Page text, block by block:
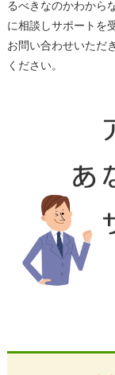
るべきなのかわから
に相談しサポートを
お問い合わせいただ
ください。